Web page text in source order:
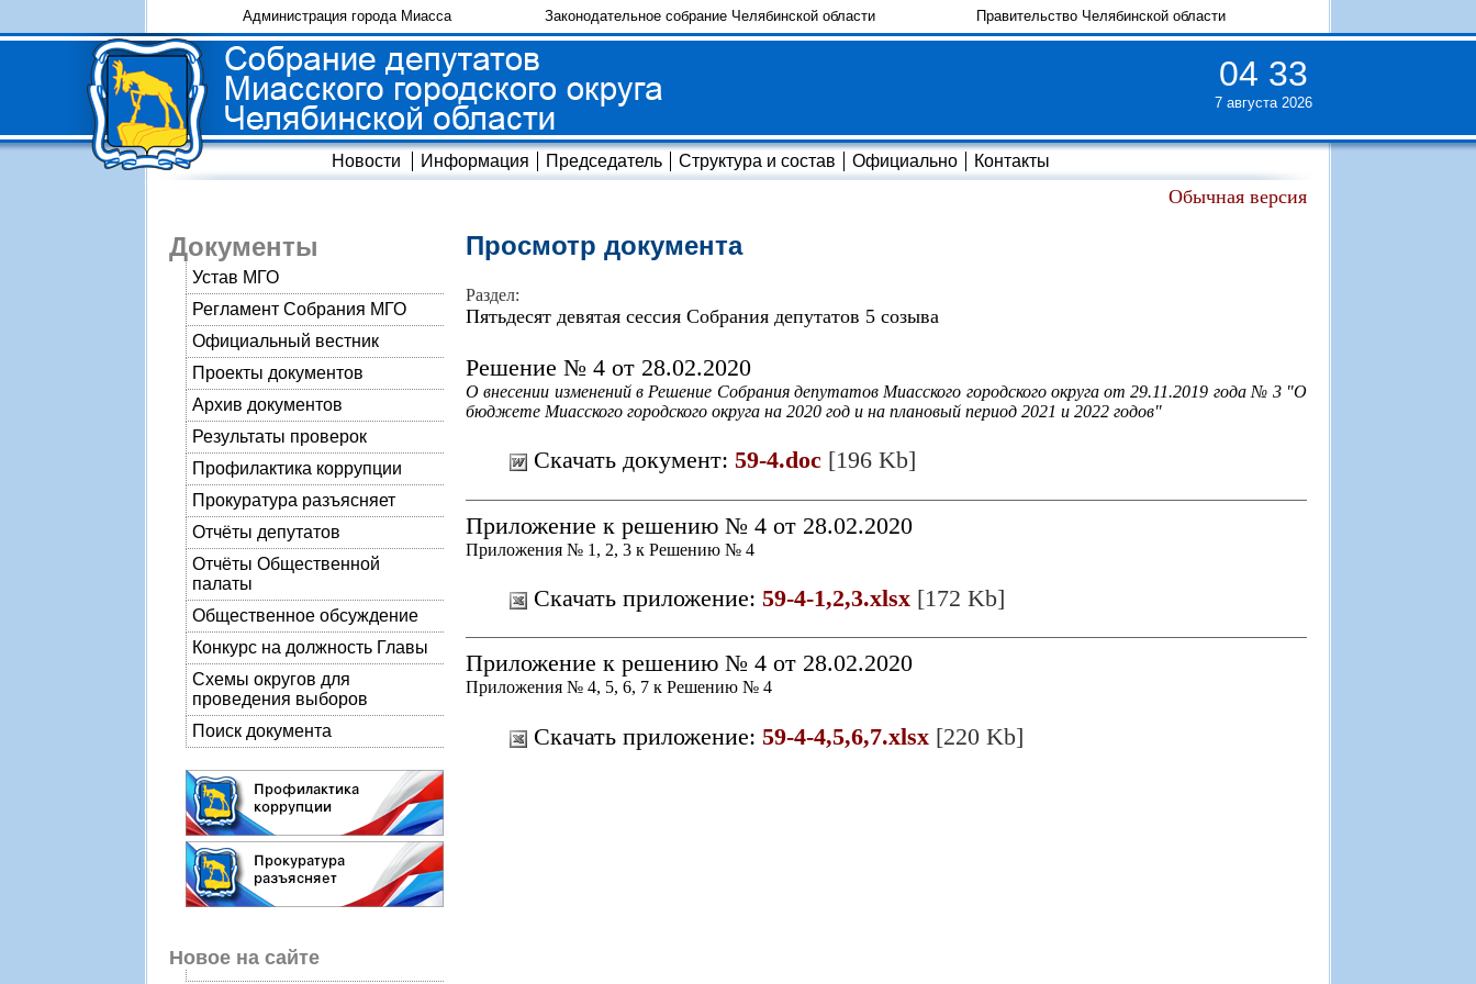
Администрация города Миасса Законодательное собрание Челябинской области Правительство Челябинской области
04 33
7 августа 2026
Новости Информация Председатель Структура и состав Официально Контакты
Обычная версия
Документы
Устав МГО
Регламент Собрания МГО
Официальный вестник
Проекты документов
Архив документов
Результаты проверок
Профилактика коррупции
Прокуратура разъясняет
Отчёты депутатов
Отчёты Общественной
палаты
Общественное обсуждение
Конкурс на должность Главы
Схемы округов для
проведения выборов
Поиск документа
Новое на сайте
Просмотр документа
Раздел:
Пятьдесят девятая сессия Собрания депутатов 5 созыва
Решение № 4 от 28.02.2020
О внесении изменений в Решение Собрания депутатов Миасского городского округа от 29.11.2019 года № 3 "О
бюджете Миасского городского округа на 2020 год и на плановый период 2021 и 2022 годов"
Скачать документ: 59-4.doc [196 Kb]
Приложение к решению № 4 от 28.02.2020
Приложения № 1, 2, 3 к Решению № 4
Скачать приложение: 59-4-1,2,3.xlsx [172 Kb]
Приложение к решению № 4 от 28.02.2020
Приложения № 4, 5, 6, 7 к Решению № 4
Скачать приложение: 59-4-4,5,6,7.xlsx [220 Kb]